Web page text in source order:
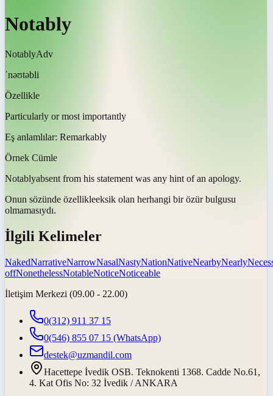
Notably
NotablyAdv
ˈnəʊtəbli
Özellikle
Particularly or most importantly
Eş anlamlılar: Remarkably
Örnek Cümle
Notablyabsent from his statement was any hint of an apology.
Onun sözünde özellikleeksik olan herhangi bir özür bulgusu
olmamasıydı.
İlgili Kelimeler
NakedNarrativeNarrowNasalNastyNationNativeNearbyNearly
offNonethelessNotableNoticeNoticeable
İletişim Merkezi (09.00 - 22.00)
0(312) 911 37 15
0(546) 855 07 15 (WhatsApp)
destek@uzmandil.com
Hacettepe İvedik OSB. Teknokenti 1368. Cadde No.61,
4. Kat Ofis No: 32 İvedik / ANKARA